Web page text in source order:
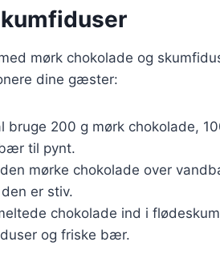
mørk chokolade og
dine gæster:
bruge 200 g mørk chokolade,
til pynt.
mørke chokolade over
er stiv.
chokolade ind i
og friske bær.